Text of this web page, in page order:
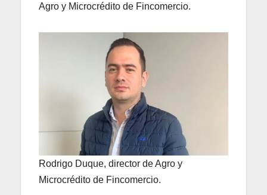
Agro y Microcrédito de Fincomercio.
Rodrigo Duque, director de Agro y
Microcrédito de Fincomercio.